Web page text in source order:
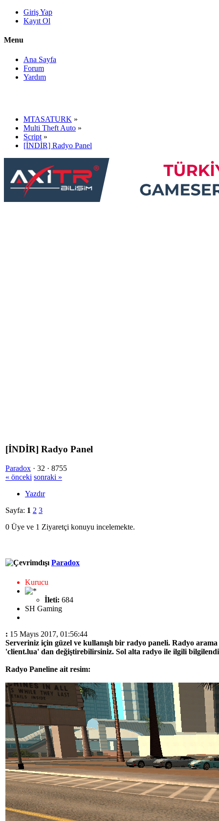
Giriş Yap
Kayıt Ol
Menu
Ana Sayfa
Forum
Yardım
MTASATURK »
Multi Theft Auto »
Script »
[İNDİR] Radyo Panel
[İNDİR] Radyo Panel
Paradox · 32 · 8755
« önceki sonraki »
Yazdır
Sayfa: 1 2 3
0 Üye ve 1 Ziyaretçi konuyu incelemekte.
Paradox
Kurucu
İleti: 684
SH Gaming
: 15 Mayıs 2017, 01:56:44
Serveriniz için güzel ve kullanışlı bir radyo paneli. Radyo
'client.lua' dan değiştirebilirsiniz. Sol alta radyo ile ilgili
Radyo Paneline ait resim: